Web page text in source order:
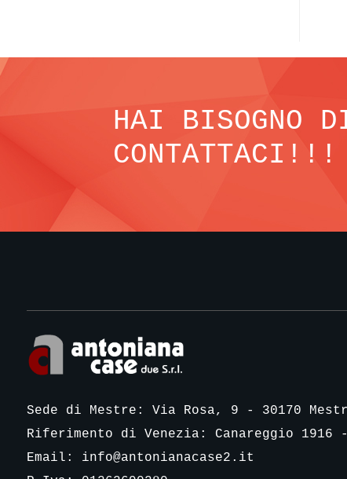
HAI BISOGNO
CONTATTACI!!!
Sede di Mestre: Via Rosa, 9 - 30170
Riferimento di Venezia: Canareggio 1916
Email: info@antonianacase2.it